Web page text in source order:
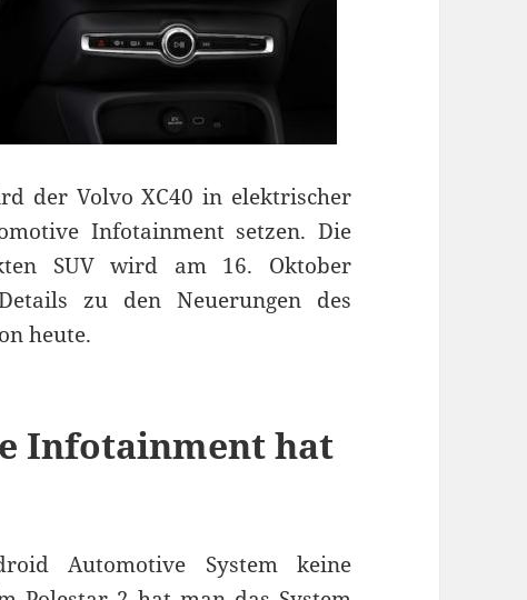
der Volvo XC40 in elektrischer
Infotainment setzen. Die
SUV wird am 16. Oktober
zu den Neuerungen des
heute.
Infotainment hat
Automotive System keine